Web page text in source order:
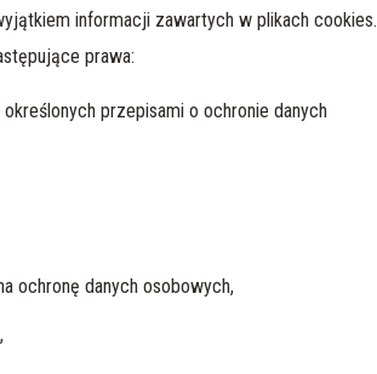
informacji zawartych w plikach cookies.
prawa:
przepisami o ochronie danych
ochronę danych osobowych,